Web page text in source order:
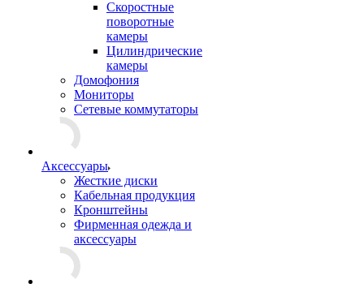
Скоростные
поворотные
камеры
Цилиндрические
камеры
Домофония
Мониторы
Сетевые коммутаторы
Аксессуары
Жесткие диски
Кабельная продукция
Кронштейны
Фирменная одежда и
аксессуары